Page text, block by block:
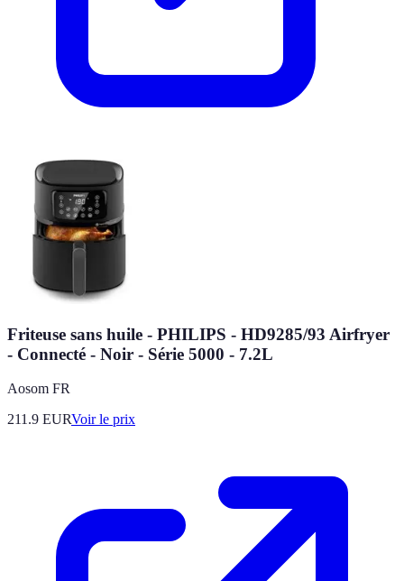
Friteuse sans huile - PHILIPS - HD9285/93 Airfryer
- Connecté - Noir - Série 5000 - 7.2L
Aosom FR
211.9 EURVoir le prix